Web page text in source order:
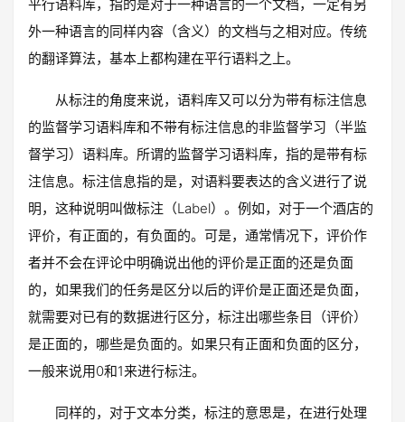
平行语料库，指的是对于一种语言的一个文档，一定有另
外一种语言的同样内容（含义）的文档与之相对应。传统
的翻译算法，基本上都构建在平行语料之上。
从标注的角度来说，语料库又可以分为带有标注信息
的监督学习语料库和不带有标注信息的非监督学习（半监
督学习）语料库。所谓的监督学习语料库，指的是带有标
注信息。标注信息指的是，对语料要表达的含义进行了说
明，这种说明叫做标注（Label）。例如，对于一个酒店的
评价，有正面的，有负面的。可是，通常情况下，评价作
者并不会在评论中明确说出他的评价是正面的还是负面
的，如果我们的任务是区分以后的评价是正面还是负面，
就需要对已有的数据进行区分，标注出哪些条目（评价）
是正面的，哪些是负面的。如果只有正面和负面的区分，
一般来说用0和1来进行标注。
同样的，对于文本分类，标注的意思是，在进行处理